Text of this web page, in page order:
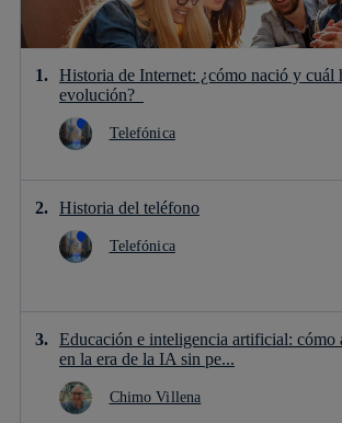
Historia de Internet: ¿cómo nació y cuál
evolución?
Telefónica
Historia del teléfono
Telefónica
Educación e inteligencia artificial: cómo
en la era de la IA sin pe...
Chimo Villena